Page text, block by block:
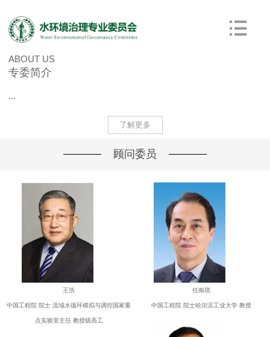
ABOUT US
专委简介
...
了解更多
顾问委员
王浩
中国工程院 院士 流域水循环模拟与调控国家重
点实验室主任 教授级高工
任南琪
中国工程院 院士哈尔滨工业大学 教授